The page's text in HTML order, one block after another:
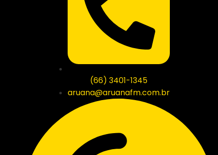
(66) 3401-1345
aruana@aruanafm.com.br